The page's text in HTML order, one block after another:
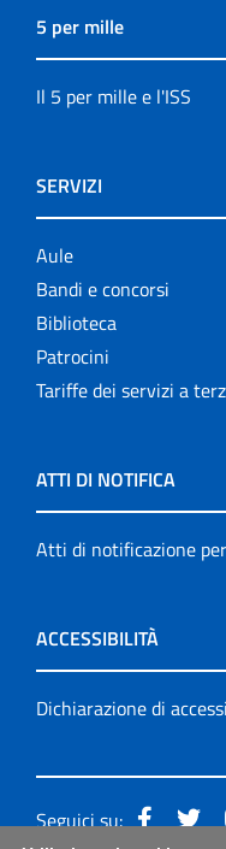
5 per mille
Il 5 per mille e l'ISS
SERVIZI
Aule
Bandi e concorsi
Biblioteca
Patrocini
Tariffe dei servizi a
ATTI DI NOTIFICA
Atti di notificazione
ACCESSIBILITÀ
Dichiarazione di
Seguici su: